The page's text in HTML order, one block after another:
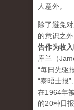
人意外。
除了避免
的意识之外
告作为收入
库兰（
“每日先驱
“泰晤士报
在1964年
的20种日